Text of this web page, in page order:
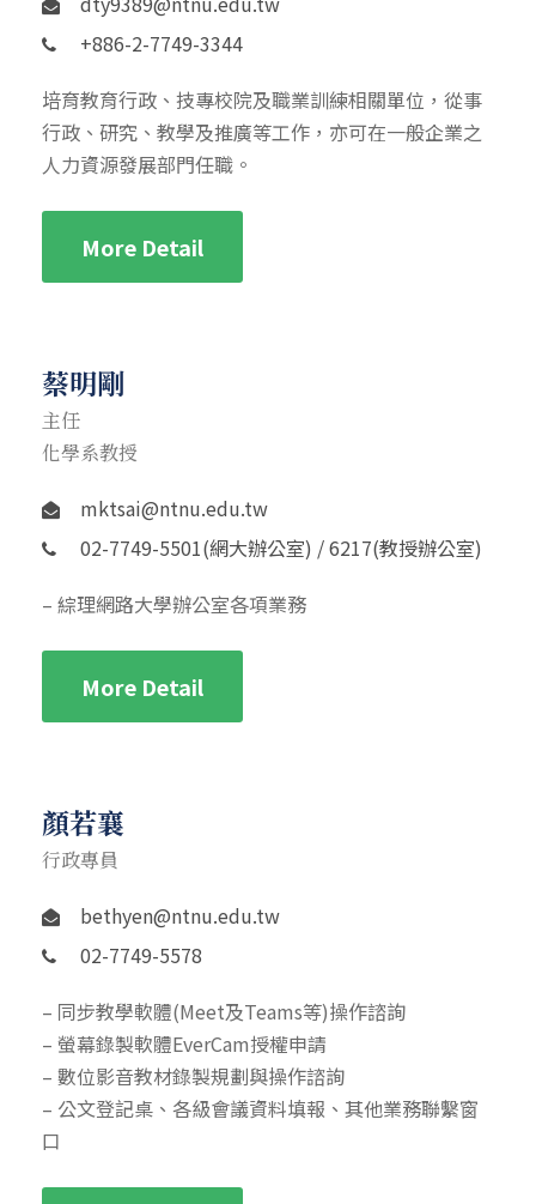
+886-2-7749-3344
培育教育行政、技專校院及職業訓練相關單位，從事
行政、研究、教學及推廣等工作，亦可在一般企業之
人力資源發展部門任職。
More Detail
蔡明剛
主任
化學系教授
mktsai@ntnu.edu.tw
02-7749-5501(網大辦公室) / 6217(教授辦公室)
– 綜理網路大學辦公室各項業務
More Detail
顏若襄
行政專員
bethyen@ntnu.edu.tw
02-7749-5578
– 同步教學軟體(Meet及Teams等)操作諮詢
– 螢幕錄製軟體EverCam授權申請
– 數位影音教材錄製規劃與操作諮詢
– 公文登記桌、各級會議資料填報、其他業務聯繫窗
口